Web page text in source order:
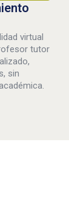
virtual
tutor
sin